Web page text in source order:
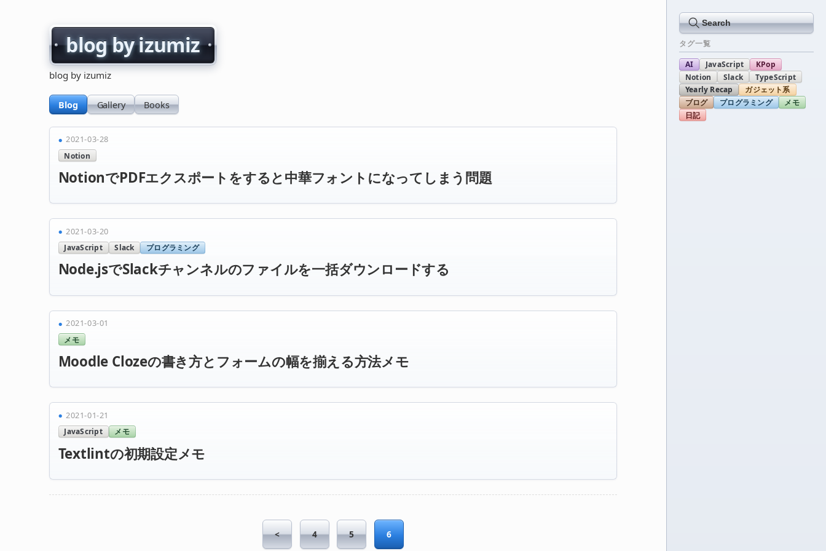
blog by izumiz
blog by izumiz
Blog Gallery Books
2021-03-28
Notion
NotionでPDFエクスポートをすると中華フォントになってしまう問題
2021-03-20
JavaScript Slack プログラミング
Node.jsでSlackチャンネルのファイルを一括ダウンロードする
2021-03-01
メモ
Moodle Clozeの書き方とフォームの幅を揃える方法メモ
2021-01-21
JavaScript メモ
Textlintの初期設定メモ
< 4 5 6
Search
タグ一覧
AI JavaScript
KPop
Notion
Slack
TypeScript
Yearly Recap
ガジェット系
ブログ
プログラミング
メモ
日記